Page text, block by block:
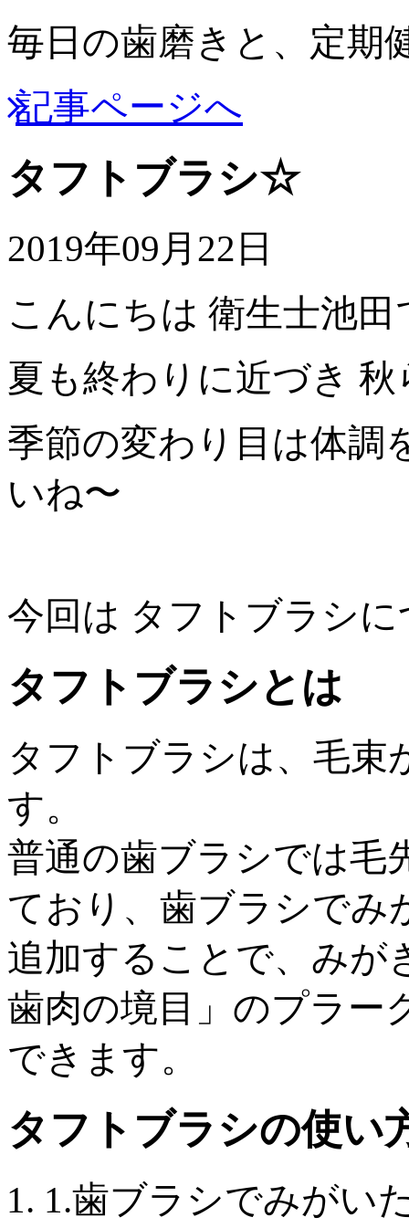
毎日の歯磨きと、定
記事ページへ
タフトブラシ☆
2019年09月22日
こんにちは 衛生士池田
夏も終わりに近づき
季節の変わり目は体調
いね〜
今回は タフトブラシ
タフトブラシとは
タフトブラシは、毛束
す。
普通の歯ブラシでは毛
ており、歯ブラシでみ
追加することで、みが
歯肉の境目」のプラー
できます。
タフトブラシの使い
1.歯ブラシでみがい